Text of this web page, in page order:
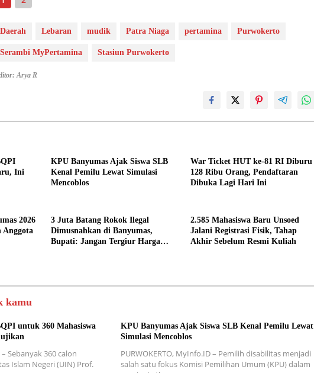
Daerah Lebaran mudik Patra Niaga pertamina Purwokerto
Serambi MyPertamina Stasiun Purwokerto
Arya R
Ini
KPU Banyumas Ajak Siswa SLB
Kenal Pemilu Lewat Simulasi
Mencoblos
War Ticket HUT ke-81 RI Diburu
128 Ribu Orang, Pendaftaran
Dibuka Lagi Hari Ini
2026
Anggota
3 Juta Batang Rokok Ilegal
Dimusnahkan di Banyumas,
Bupati: Jangan Tergiur Harga
2.585 Mahasiswa Baru Unsoed
Jalani Registrasi Fisik, Tahap
Akhir Sebelum Resmi Kuliah
kamu
untuk 360 Mahasiswa
Sebanyak 360 calon
Islam Negeri (UIN) Prof.
KPU Banyumas Ajak Siswa SLB Kenal Pemilu Lewat
Simulasi Mencoblos
PURWOKERTO, MyInfo.ID – Pemilih disabilitas menjadi
salah satu fokus Komisi Pemilihan Umum (KPU) dalam